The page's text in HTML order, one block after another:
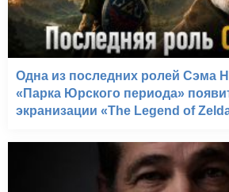
Милые кости (2009)
Одна из последних ролей Сэма
«Парка Юрского периода»
экранизации «The Legend of